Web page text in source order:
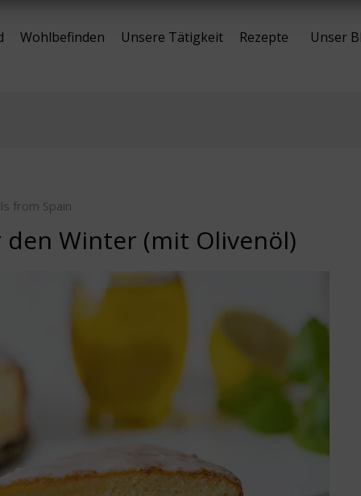
Wohlbefinden Unsere Tätigkeit Rezepte Unser
from Spain
Winter (mit Olivenöl)